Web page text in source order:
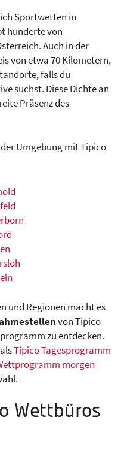
Sportwetten in
hunderte von
Auch in der
von etwa 70 Kilometern,
falls du
suchst. Diese Dichte an
Präsenz des
Umgebung mit Tipico
und Regionen macht es
von Tipico
zu entdecken.
Tipico Tagesprogramm
morgen
Wettbüros